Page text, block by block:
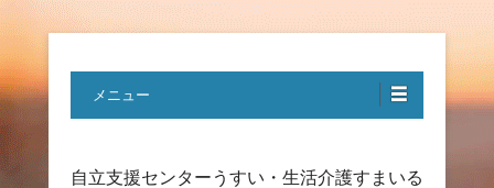
特定非営利活動法人ハートフルボ
イス
メニュー
自立支援センターうすい・生活介護すまいる